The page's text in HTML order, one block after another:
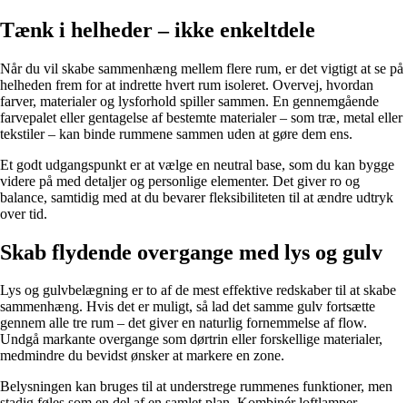
Tænk i helheder – ikke enkeltdele
Når du vil skabe sammenhæng mellem flere rum, er det vigtigt at se på
helheden frem for at indrette hvert rum isoleret. Overvej, hvordan
farver, materialer og lysforhold spiller sammen. En gennemgående
farvepalet eller gentagelse af bestemte materialer – som træ, metal eller
tekstiler – kan binde rummene sammen uden at gøre dem ens.
Et godt udgangspunkt er at vælge en neutral base, som du kan bygge
videre på med detaljer og personlige elementer. Det giver ro og
balance, samtidig med at du bevarer fleksibiliteten til at ændre udtryk
over tid.
Skab flydende overgange med lys og gulv
Lys og gulvbelægning er to af de mest effektive redskaber til at skabe
sammenhæng. Hvis det er muligt, så lad det samme gulv fortsætte
gennem alle tre rum – det giver en naturlig fornemmelse af flow.
Undgå markante overgange som dørtrin eller forskellige materialer,
medmindre du bevidst ønsker at markere en zone.
Belysningen kan bruges til at understrege rummenes funktioner, men